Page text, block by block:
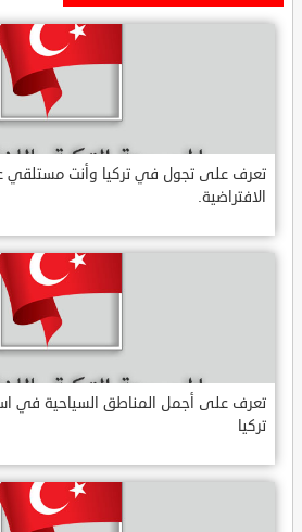
تعرف على تجول في تركيا وأنت مستلقي
الافتراضية.
تعرف على أجمل المناطق السياحية في
تركيا